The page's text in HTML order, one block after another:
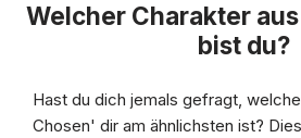
Welcher Charakter aus
bist du?
Hast du dich jemals gefragt,
Chosen' dir am ähnlichsten ist?